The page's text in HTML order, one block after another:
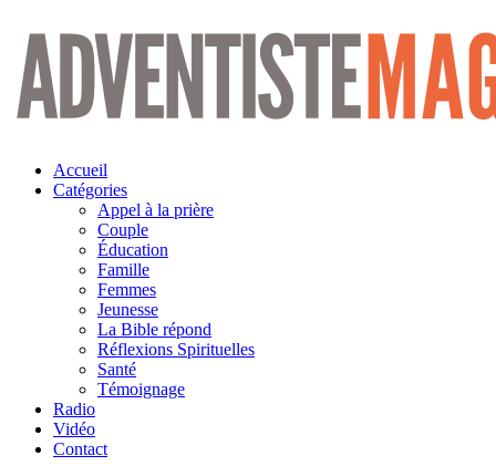
Aller
contenu
Accueil
Catégories
Appel à la prière
Couple
Éducation
Famille
Femmes
Jeunesse
La Bible répond
Réflexions Spirituelles
Santé
Témoignage
Radio
Vidéo
Contact